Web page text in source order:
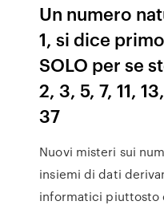
Un numero
1, si dice
SOLO per se
2, 3, 5, 7, 11,
37
Nuovi misteri sui
insiemi di dati
informatici piuttosto